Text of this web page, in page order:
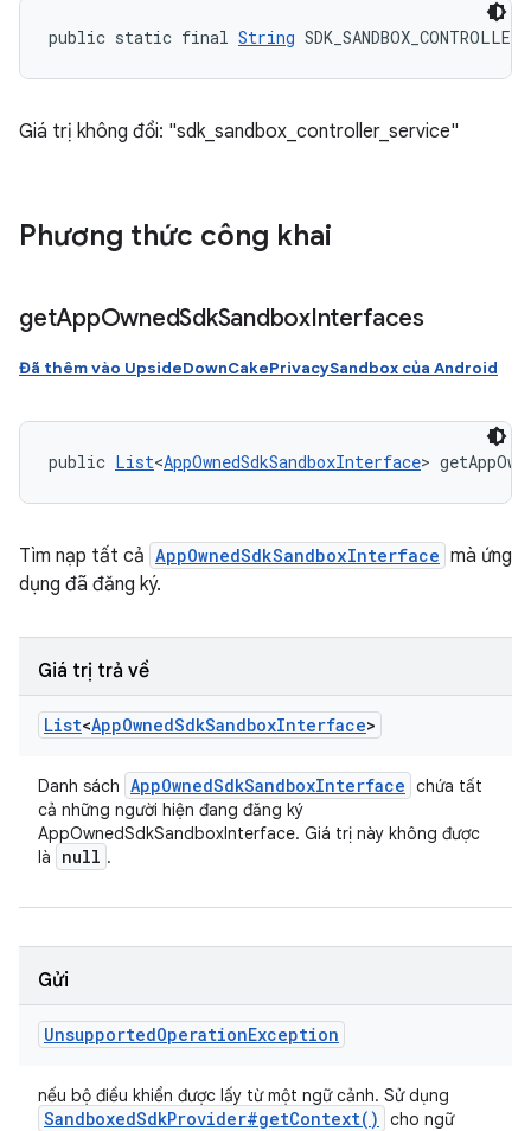
public static final String
Giá trị không đổi: "sdk_sandbox_controller_service"
Phương thức công khai
getAppOwnedSdkSandboxInterfaces
Đã thêm vào UpsideDownCakePrivacySandbox của Android
public List<AppOwnedSdkSandboxInterface>
Tìm nạp tất cả AppOwnedSdkSandboxInterface mà ứng
dụng đã đăng ký.
Giá trị trả về
List<AppOwnedSdkSandboxInterface>
Danh sách AppOwnedSdkSandboxInterface chứa tất
cả những người hiện đang đăng ký
AppOwnedSdkSandboxInterface. Giá trị này không được
là
null .
Gửi
UnsupportedOperationException
nếu bộ điều khiển được lấy từ một ngữ cảnh. Sử dụng
SandboxedSdkProvider#getContext( )
cho ngữ